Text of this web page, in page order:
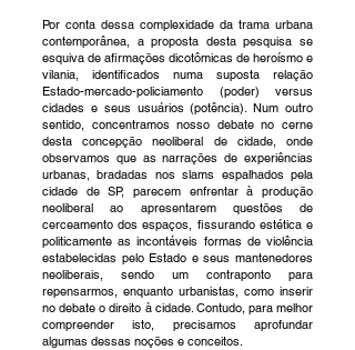
Por conta dessa complexidade da trama urbana
contemporânea, a proposta desta pesquisa se
esquiva de afirmações dicotômicas de heroísmo e
vilania, identificados numa suposta relação
Estado-mercado-policiamento (poder) versus
cidades e seus usuários (potência). Num outro
sentido, concentramos nosso debate no cerne
desta concepção neoliberal de cidade, onde
observamos que as narrações de experiências
urbanas, bradadas nos slams espalhados pela
cidade de SP, parecem enfrentar à produção
neoliberal ao apresentarem questões de
cerceamento dos espaços, fissurando estética e
politicamente as incontáveis formas de violência
estabelecidas pelo Estado e seus mantenedores
neoliberais, sendo um contraponto para
repensarmos, enquanto urbanistas, como inserir
no debate o direito à cidade. Contudo, para melhor
compreender isto, precisamos aprofundar
algumas dessas noções e conceitos.